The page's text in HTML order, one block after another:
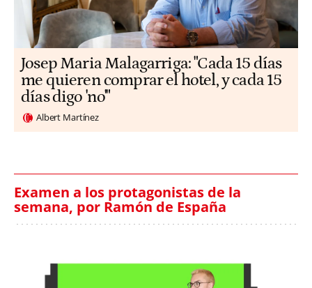
​​Josep Maria Malagarriga: "Cada 15 días
me quieren comprar el hotel, y cada 15
días digo 'no'"
Albert Martínez
Examen a los protagonistas de la
semana, por Ramón de España